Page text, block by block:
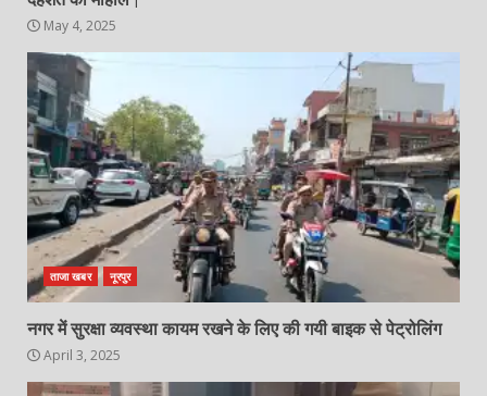
May 4, 2025
ताजा खबर नूरपुर
नगर में सुरक्षा व्यवस्था कायम रखने के लिए की गयी बाइक से पेट्रोलिंग
April 3, 2025